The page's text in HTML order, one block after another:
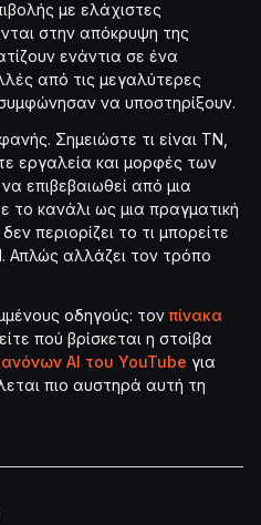
με ελάχιστες
στην απόκρυψη της
ενάντια σε ένα
από τις μεγαλύτερες
να υποστηρίξουν.
Σημειώστε τι είναι ΤΝ,
εργαλεία και μορφές των
επιβεβαιωθεί από μια
κανάλι ως μια πραγματική
περιορίζει το τι μπορείτε
Απλώς αλλάζει τον τρόπο
οδηγούς: τονπίνακα
πού βρίσκεται η στοίβα
AI του YouTube για
πιο αυστηρά αυτή τη